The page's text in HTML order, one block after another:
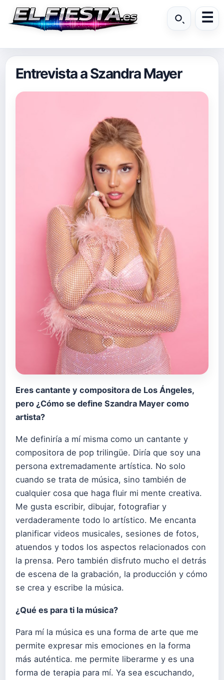
Entrevista a Szandra Mayer
Eres cantante y compositora de Los Ángeles,
pero ¿Cómo se define Szandra Mayer como
artista?
Me definiría a mí misma como un cantante y
compositora de pop trilingüe. Diría que soy una
persona extremadamente artística. No solo
cuando se trata de música, sino también de
cualquier cosa que haga fluir mi mente creativa.
Me gusta escribir, dibujar, fotografiar y
verdaderamente todo lo artístico. Me encanta
planificar videos musicales, sesiones de fotos,
atuendos y todos los aspectos relacionados con
la prensa. Pero también disfruto mucho el detrás
de escena de la grabación, la producción y cómo
se crea y escribe la música.
¿Qué es para ti la música?
Para mí la música es una forma de arte que me
permite expresar mis emociones en la forma
más auténtica. me permite liberarme y es una
forma de terapia para mí. Ya sea escuchando,